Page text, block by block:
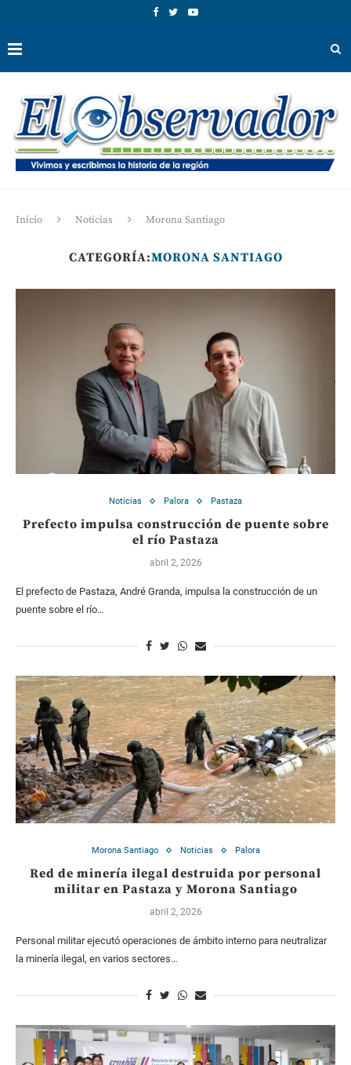
Inicio Noticias Morona Santiago
CATEGORÍA:MORONA SANTIAGO
Noticias Palora Pastaza
Prefecto impulsa construcción de puente sobre
el río Pastaza
abril 2, 2026
El prefecto de Pastaza, André Granda, impulsa la construcción de un
puente sobre el río…
Morona Santiago Noticias Palora
Red de minería ilegal destruida por personal
militar en Pastaza y Morona Santiago
abril 2, 2026
Personal militar ejecutó operaciones de ámbito interno para neutralizar
la minería ilegal, en varios sectores…